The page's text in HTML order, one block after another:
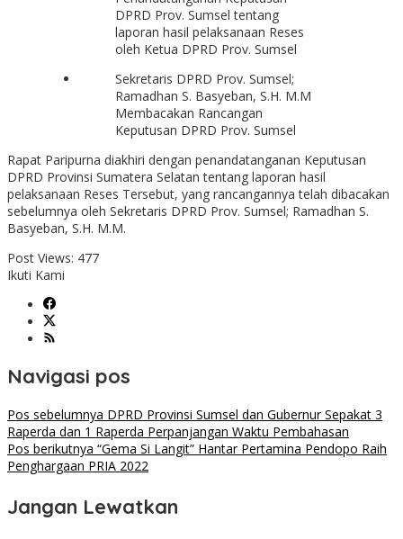
DPRD Prov. Sumsel tentang
laporan hasil pelaksanaan Reses
oleh Ketua DPRD Prov. Sumsel
Sekretaris DPRD Prov. Sumsel;
Ramadhan S. Basyeban, S.H. M.M
Membacakan Rancangan
Keputusan DPRD Prov. Sumsel
Rapat Paripurna diakhiri dengan penandatanganan Keputusan
DPRD Provinsi Sumatera Selatan tentang laporan hasil
pelaksanaan Reses Tersebut, yang rancangannya telah dibacakan
sebelumnya oleh Sekretaris DPRD Prov. Sumsel; Ramadhan S.
Basyeban, S.H. M.M.
Post Views: 477
Ikuti Kami
Navigasi pos
Pos sebelumnya DPRD Provinsi Sumsel dan Gubernur Sepakat 3
Raperda dan 1 Raperda Perpanjangan Waktu Pembahasan
Pos berikutnya “Gema Si Langit” Hantar Pertamina Pendopo Raih
Penghargaan PRIA 2022
Jangan Lewatkan